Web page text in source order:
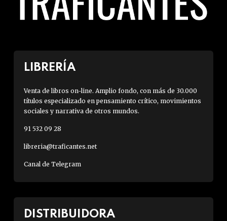
LIBRERÍA
Venta de libros on-line. Amplio fondo, con más de 30.000
títulos especializado en pensamiento crítico, movimientos
sociales y narrativa de otros mundos.
91 532 09 28
libreria@traficantes.net
Canal de Telegram
DISTRIBUIDORA